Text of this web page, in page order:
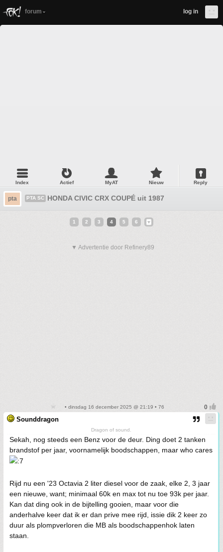
forum log in
Index Actief MyAT Nieuw Reply
pta PTA SC HONDA CIVIC CRX COUPÉ uit 1987
1 2 3 4 5 6
▼ Advertentie door Refinery89
• dinsdag 16 december 2025 @ 21:19 • 76
Sounddragon
Dragon of sound.
Sekah, nog steeds een Benz voor de deur. Ding doet 2 tanken
brandstof per jaar, voornamelijk boodschappen, maar who cares
Rijd nu een '23 Octavia 2 liter diesel voor de zaak, elke 2, 3 jaar
een nieuwe, want; minimaal 60k en max tot nu toe 93k per jaar.
Kan dat ding ook in de bijtelling gooien, maar voor die
anderhalve keer dat ik er dan prive mee rijd, issie dik 2 keer zo
duur als plompverloren die MB als boodschappenhok laten
staan.